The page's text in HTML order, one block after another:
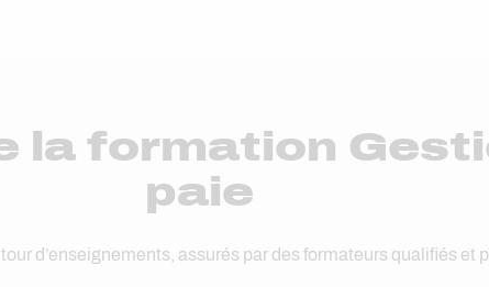
la formation
paie
d’enseignements, assurés par des formateurs qualifiés et